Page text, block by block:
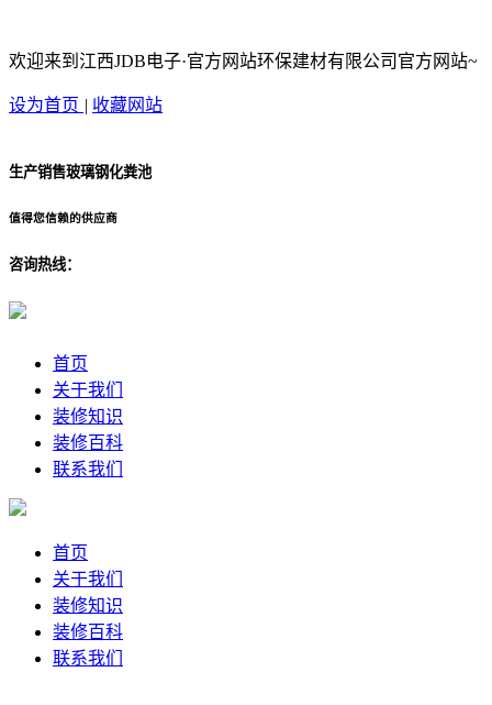
欢迎来到江西JDB电子·官方网站环保建材有限公司官方网站~
设为首页 | 收藏网站
生产销售玻璃钢化粪池
值得您信赖的供应商
咨询热线：
首页
关于我们
装修知识
装修百科
联系我们
首页
关于我们
装修知识
装修百科
联系我们